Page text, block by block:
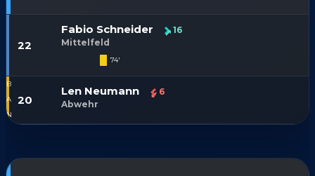
22
Fabio Schneider
16
Mittelfeld
74'
20
Len Neumann
6
Abwehr